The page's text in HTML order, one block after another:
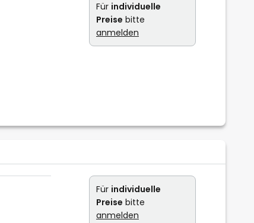
Für individuelle
Preise bitte
anmelden
Für individuelle
Preise bitte
anmelden